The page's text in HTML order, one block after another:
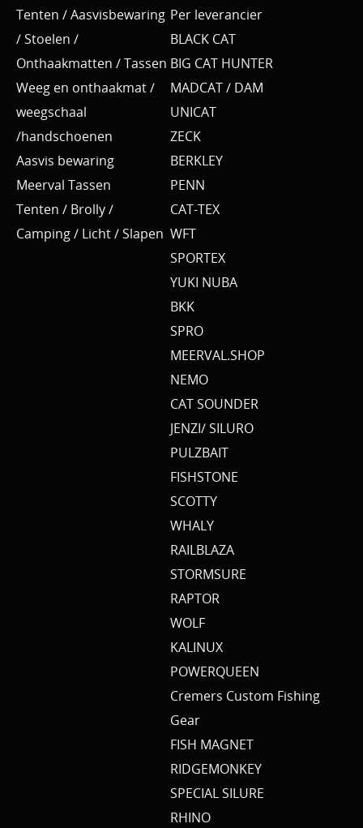
Tenten / Aasvisbewaring
/ Stoelen /
Onthaakmatten / Tassen
Weeg en onthaakmat /
weegschaal
/handschoenen
Aasvis bewaring
Meerval Tassen
Tenten / Brolly /
Camping / Licht / Slapen
Per leverancier
BLACK CAT
BIG CAT HUNTER
MADCAT / DAM
UNICAT
ZECK
BERKLEY
PENN
CAT-TEX
WFT
SPORTEX
YUKI NUBA
BKK
SPRO
MEERVAL.SHOP
NEMO
CAT SOUNDER
JENZI/ SILURO
PULZBAIT
FISHSTONE
SCOTTY
WHALY
RAILBLAZA
STORMSURE
RAPTOR
WOLF
KALINUX
POWERQUEEN
Cremers Custom Fishing
Gear
FISH MAGNET
RIDGEMONKEY
SPECIAL SILURE
RHINO